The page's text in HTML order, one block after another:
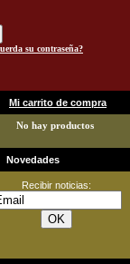
su contraseña?
Mi carrito de compra
No hay productos
Novedades
Recibir noticias: